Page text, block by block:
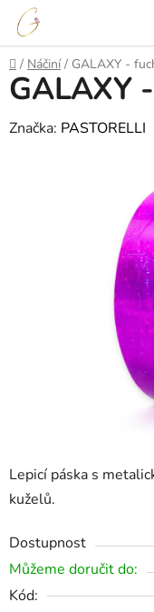
Přejít
obsah
Domů
/ Náčiní / GALAXY -
Lepicí páska s
kuželů.
Dostupnost
Můžeme doručit do:
Kód:
GALAXY
Značka: PASTORELLI